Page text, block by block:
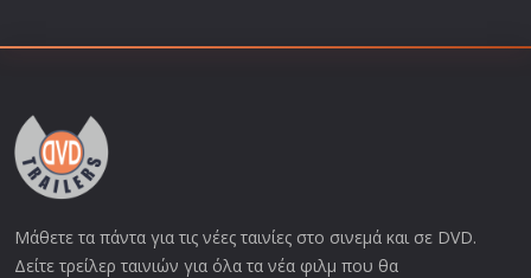
Μάθετε τα πάντα για τις νέες ταινίες στο σινεμά και σε DVD.
Δείτε τρείλερ ταινιών για όλα τα νέα φιλμ που θα